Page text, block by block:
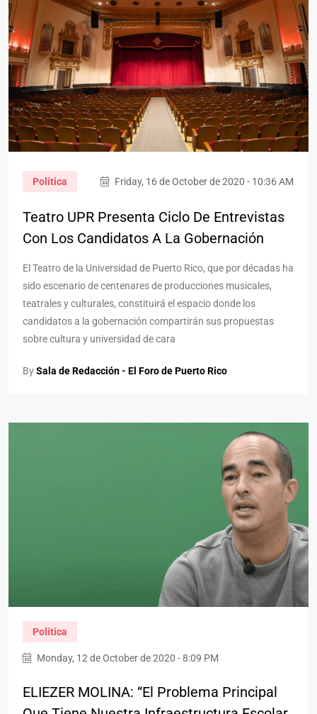
Política Friday, 16 de October de 2020 - 10:36 AM
Teatro UPR Presenta Ciclo De Entrevistas
Con Los Candidatos A La Gobernación
El Teatro de la Universidad de Puerto Rico, que por décadas ha
sido escenario de centenares de producciones musicales,
teatrales y culturales, constituirá el espacio donde los
candidatos a la gobernación compartirán sus propuestas
sobre cultura y universidad de cara
BySala de Redacción - El Foro de Puerto Rico
Política
Monday, 12 de October de 2020 - 8:09 PM
ELIEZER MOLINA: “El Problema Principal